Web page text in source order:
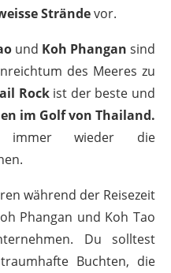
Strändevor.
und Koh Phangan sind
des Meeres zu
Rockist der beste und
im Golf von Thailand.
immer wieder die
während der Reisezeit
Phangan und Koh Tao
Du solltest
Buchten, die